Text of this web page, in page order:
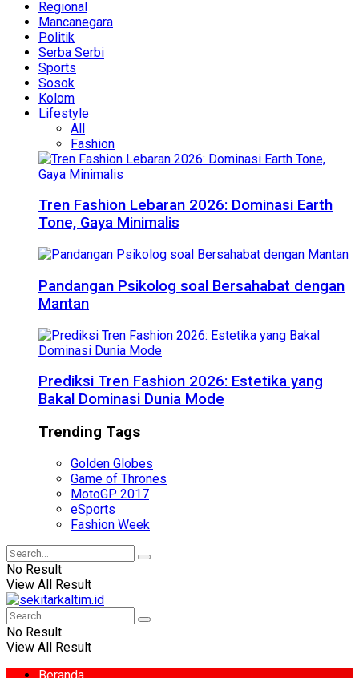
Regional
Mancanegara
Politik
Serba Serbi
Sports
Sosok
Kolom
Lifestyle
All
Fashion
Tren Fashion Lebaran 2026: Dominasi Earth
Tone, Gaya Minimalis
Pandangan Psikolog soal Bersahabat dengan
Mantan
Prediksi Tren Fashion 2026: Estetika yang
Bakal Dominasi Dunia Mode
Trending Tags
Golden Globes
Game of Thrones
MotoGP 2017
eSports
Fashion Week
No Result
View All Result
No Result
View All Result